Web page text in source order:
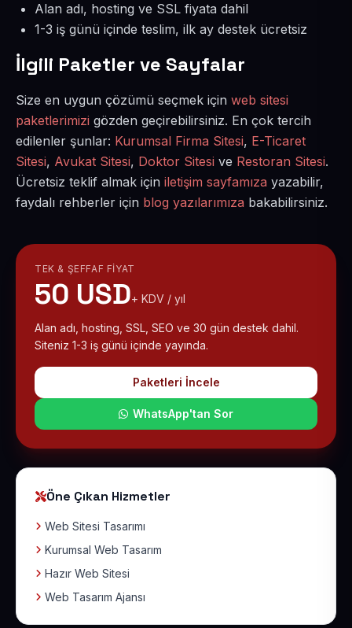
Alan adı, hosting ve SSL fiyata dahil
1-3 iş günü içinde teslim, ilk ay destek ücretsiz
İlgili Paketler ve Sayfalar
Size en uygun çözümü seçmek için web sitesi
paketlerimizi gözden geçirebilirsiniz. En çok tercih
edilenler şunlar: Kurumsal Firma Sitesi, E-Ticaret
Sitesi, Avukat Sitesi, Doktor Sitesi ve Restoran Sitesi.
Ücretsiz teklif almak için iletişim sayfamıza yazabilir,
faydalı rehberler için blog yazılarımıza bakabilirsiniz.
TEK & ŞEFFAF FIYAT
50 USD+ KDV / yıl
Alan adı, hosting, SSL, SEO ve 30 gün destek dahil.
Siteniz 1-3 iş günü içinde yayında.
Paketleri İncele
WhatsApp'tan Sor
Öne Çıkan Hizmetler
Web Sitesi Tasarımı
Kurumsal Web Tasarım
Hazır Web Sitesi
Web Tasarım Ajansı